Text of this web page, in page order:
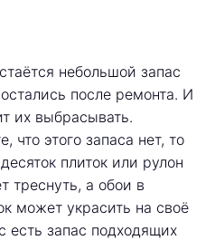
небольшой запас
после ремонта. И
их выбрасывать.
что этого запаса нет, то
плиток или рулон
треснуть, а обои в
может украсить на своё
есть запас подходящих